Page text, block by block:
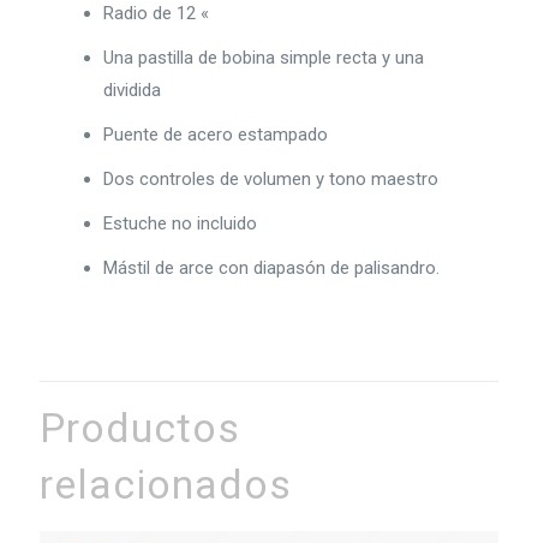
Radio de 12 «
Una pastilla de bobina simple recta y una
dividida
Puente de acero estampado
Dos controles de volumen y tono maestro
Estuche no incluido
Mástil de arce con diapasón de palisandro.
Productos
relacionados